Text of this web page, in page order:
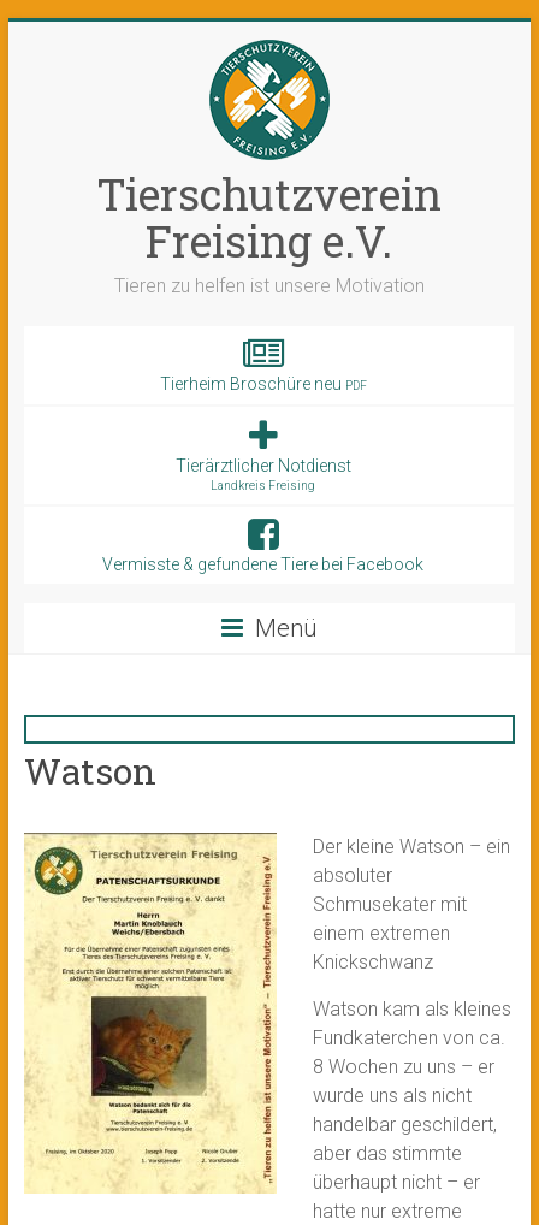
Tierschutzverein
Freising e.V.
Tieren zu helfen ist unsere Motivation
Tierheim Broschüre neu PDF
Tierärztlicher Notdienst
Landkreis Freising
Vermisste & gefundene Tiere bei Facebook
Menü
Watson
Der kleine Watson – ein
absoluter
Schmusekater mit
einem extremen
Knickschwanz
Watson kam als kleines
Fundkaterchen von ca.
8 Wochen zu uns – er
wurde uns als nicht
handelbar geschildert,
aber das stimmte
überhaupt nicht – er
hatte nur extreme